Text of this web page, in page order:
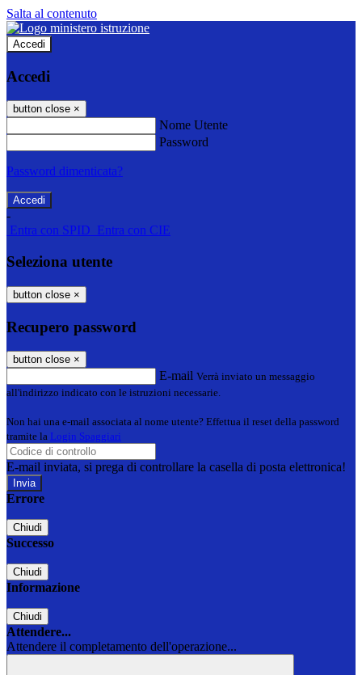
Salta al contenuto
Accedi
Accedi
button close ×
Nome Utente
Password
Password dimenticata?
-
Entra con SPID Entra con CIE
Seleziona utente
button close ×
Recupero password
button close ×
E-mail Verrà inviato un messaggio
all'indirizzo indicato con le istruzioni necessarie.
Non hai una e-mail associata al nome utente? Effettua il reset della password
tramite la Login Spaggiari
E-mail inviata, si prega di controllare la casella di posta elettronica!
Errore
Chiudi
Successo
Chiudi
Informazione
Chiudi
Attendere...
Attendere il completamento dell'operazione...